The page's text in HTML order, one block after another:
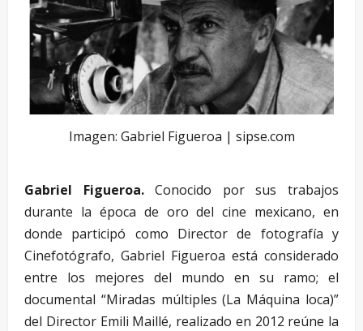
Imagen: Gabriel Figueroa | sipse.com
Gabriel Figueroa.Conocido por sus trabajos
durante la época de oro del cine mexicano, en
donde participó como Director de fotografía y
Cinefotógrafo, Gabriel Figueroa está considerado
entre los mejores del mundo en su ramo; el
documental “Miradas múltiples (La Máquina loca)”
del Director Emili Maillé, realizado en 2012 reúne la